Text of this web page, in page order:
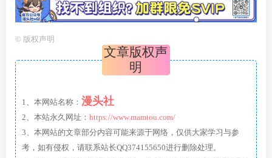
© 版权声明
文章版权声
明
1、本网站名称： 漫头社
2、本站永久网址： https://www.mamtou.com/
3、本网站的文章部分内容可能来源于网络，仅供大家学习与参
考，如有侵权，请联系站长QQ374155650进行删除处理。